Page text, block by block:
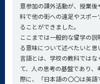
意参加の課外活動が、授業
料で他の街への遠足やスポ
ることができました。
ここまでは一般的な留学の
る意味について述べたいと思
言語とは、学校の教科では
て、人の思考の基盤であり
際に、「日本語の〇〇は英